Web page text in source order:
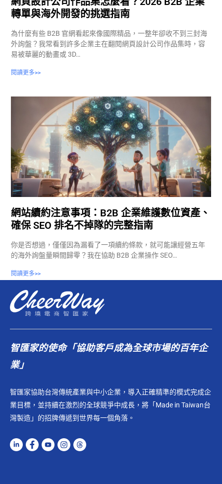
轉單與海外開發的挑選指南
為什麼有些 B2B 官網看起來像國際精品，一整年卻收不到三封海
外詢盤？我常看到許多企業主在翻閱網頁設計公司作品集時，容
易被華麗的動畫或 3D…
閱讀更多>>
網站續約注意事項：B2B 企業維護數位資產、
確保 SEO 排名不掉隊的完整指南
你是否想過，僅僅因為漏看了一項續約條款，就可能讓經營五年
的海外詢盤量瞬間歸零？我在協助 B2B 企業操作 SEO…
閱讀更多>>
智匯家的使命「協助客戶成為全球市場的百年企
業」
智匯家協助台灣傳統產業與中小企業，導入正確精準的模式完成企
業目標，並持續在激烈的全球競爭中成長，將「Made in Taiwan台
灣製造」的招牌傳遞到世界每一個角落。